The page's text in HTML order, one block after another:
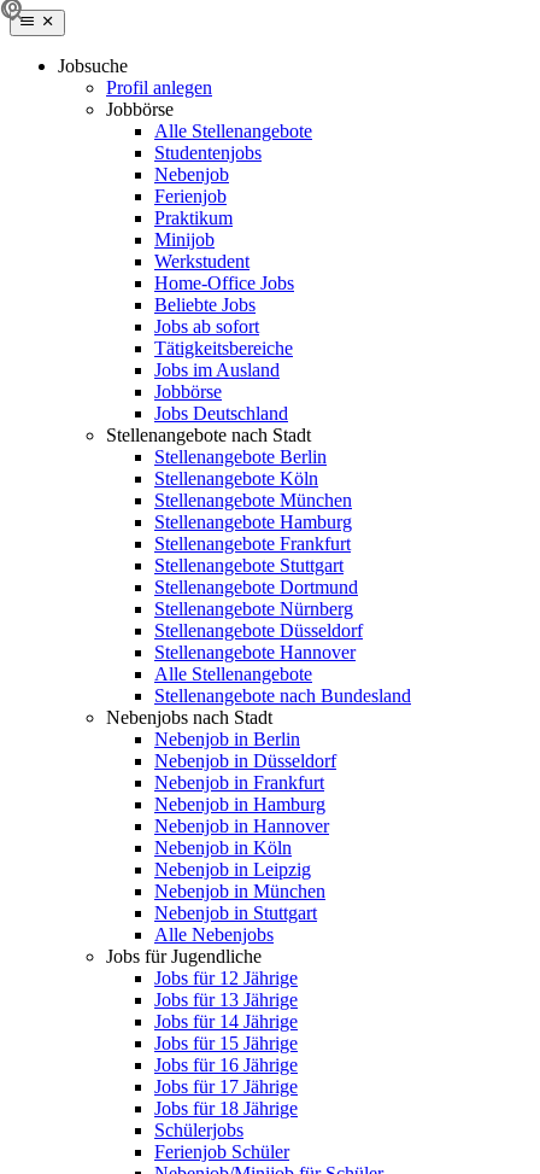
Jobsuche
Profil anlegen
Jobbörse
Alle Stellenangebote
Studentenjobs
Nebenjob
Ferienjob
Praktikum
Minijob
Werkstudent
Home-Office Jobs
Beliebte Jobs
Jobs ab sofort
Tätigkeitsbereiche
Jobs im Ausland
Jobbörse
Jobs Deutschland
Stellenangebote nach Stadt
Stellenangebote Berlin
Stellenangebote Köln
Stellenangebote München
Stellenangebote Hamburg
Stellenangebote Frankfurt
Stellenangebote Stuttgart
Stellenangebote Dortmund
Stellenangebote Nürnberg
Stellenangebote Düsseldorf
Stellenangebote Hannover
Alle Stellenangebote
Stellenangebote nach Bundesland
Nebenjobs nach Stadt
Nebenjob in Berlin
Nebenjob in Düsseldorf
Nebenjob in Frankfurt
Nebenjob in Hamburg
Nebenjob in Hannover
Nebenjob in Köln
Nebenjob in Leipzig
Nebenjob in München
Nebenjob in Stuttgart
Alle Nebenjobs
Jobs für Jugendliche
Jobs für 12 Jährige
Jobs für 13 Jährige
Jobs für 14 Jährige
Jobs für 15 Jährige
Jobs für 16 Jährige
Jobs für 17 Jährige
Jobs für 18 Jährige
Schülerjobs
Ferienjob Schüler